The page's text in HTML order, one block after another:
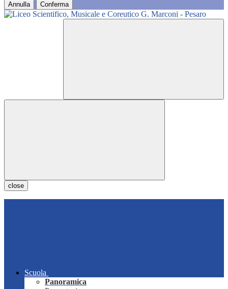
Annulla Conferma
close
Scuola
Panoramica